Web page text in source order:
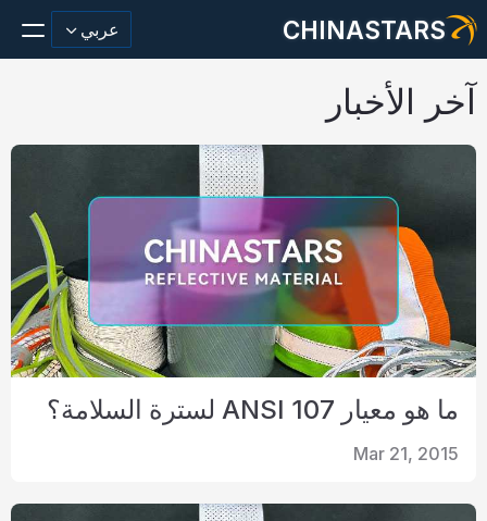
CHINASTARS عربي
أزياء عاكسة النسيج
ملابس السلامة
يتوهج في المواد المظلمة
غسيل صناعي
حول تشاينا ستارز
منتج جديد
شهادة
آخر الأخبار
ما هو معيار ANSI 107 لسترة السلامة؟
Mar 21, 2015